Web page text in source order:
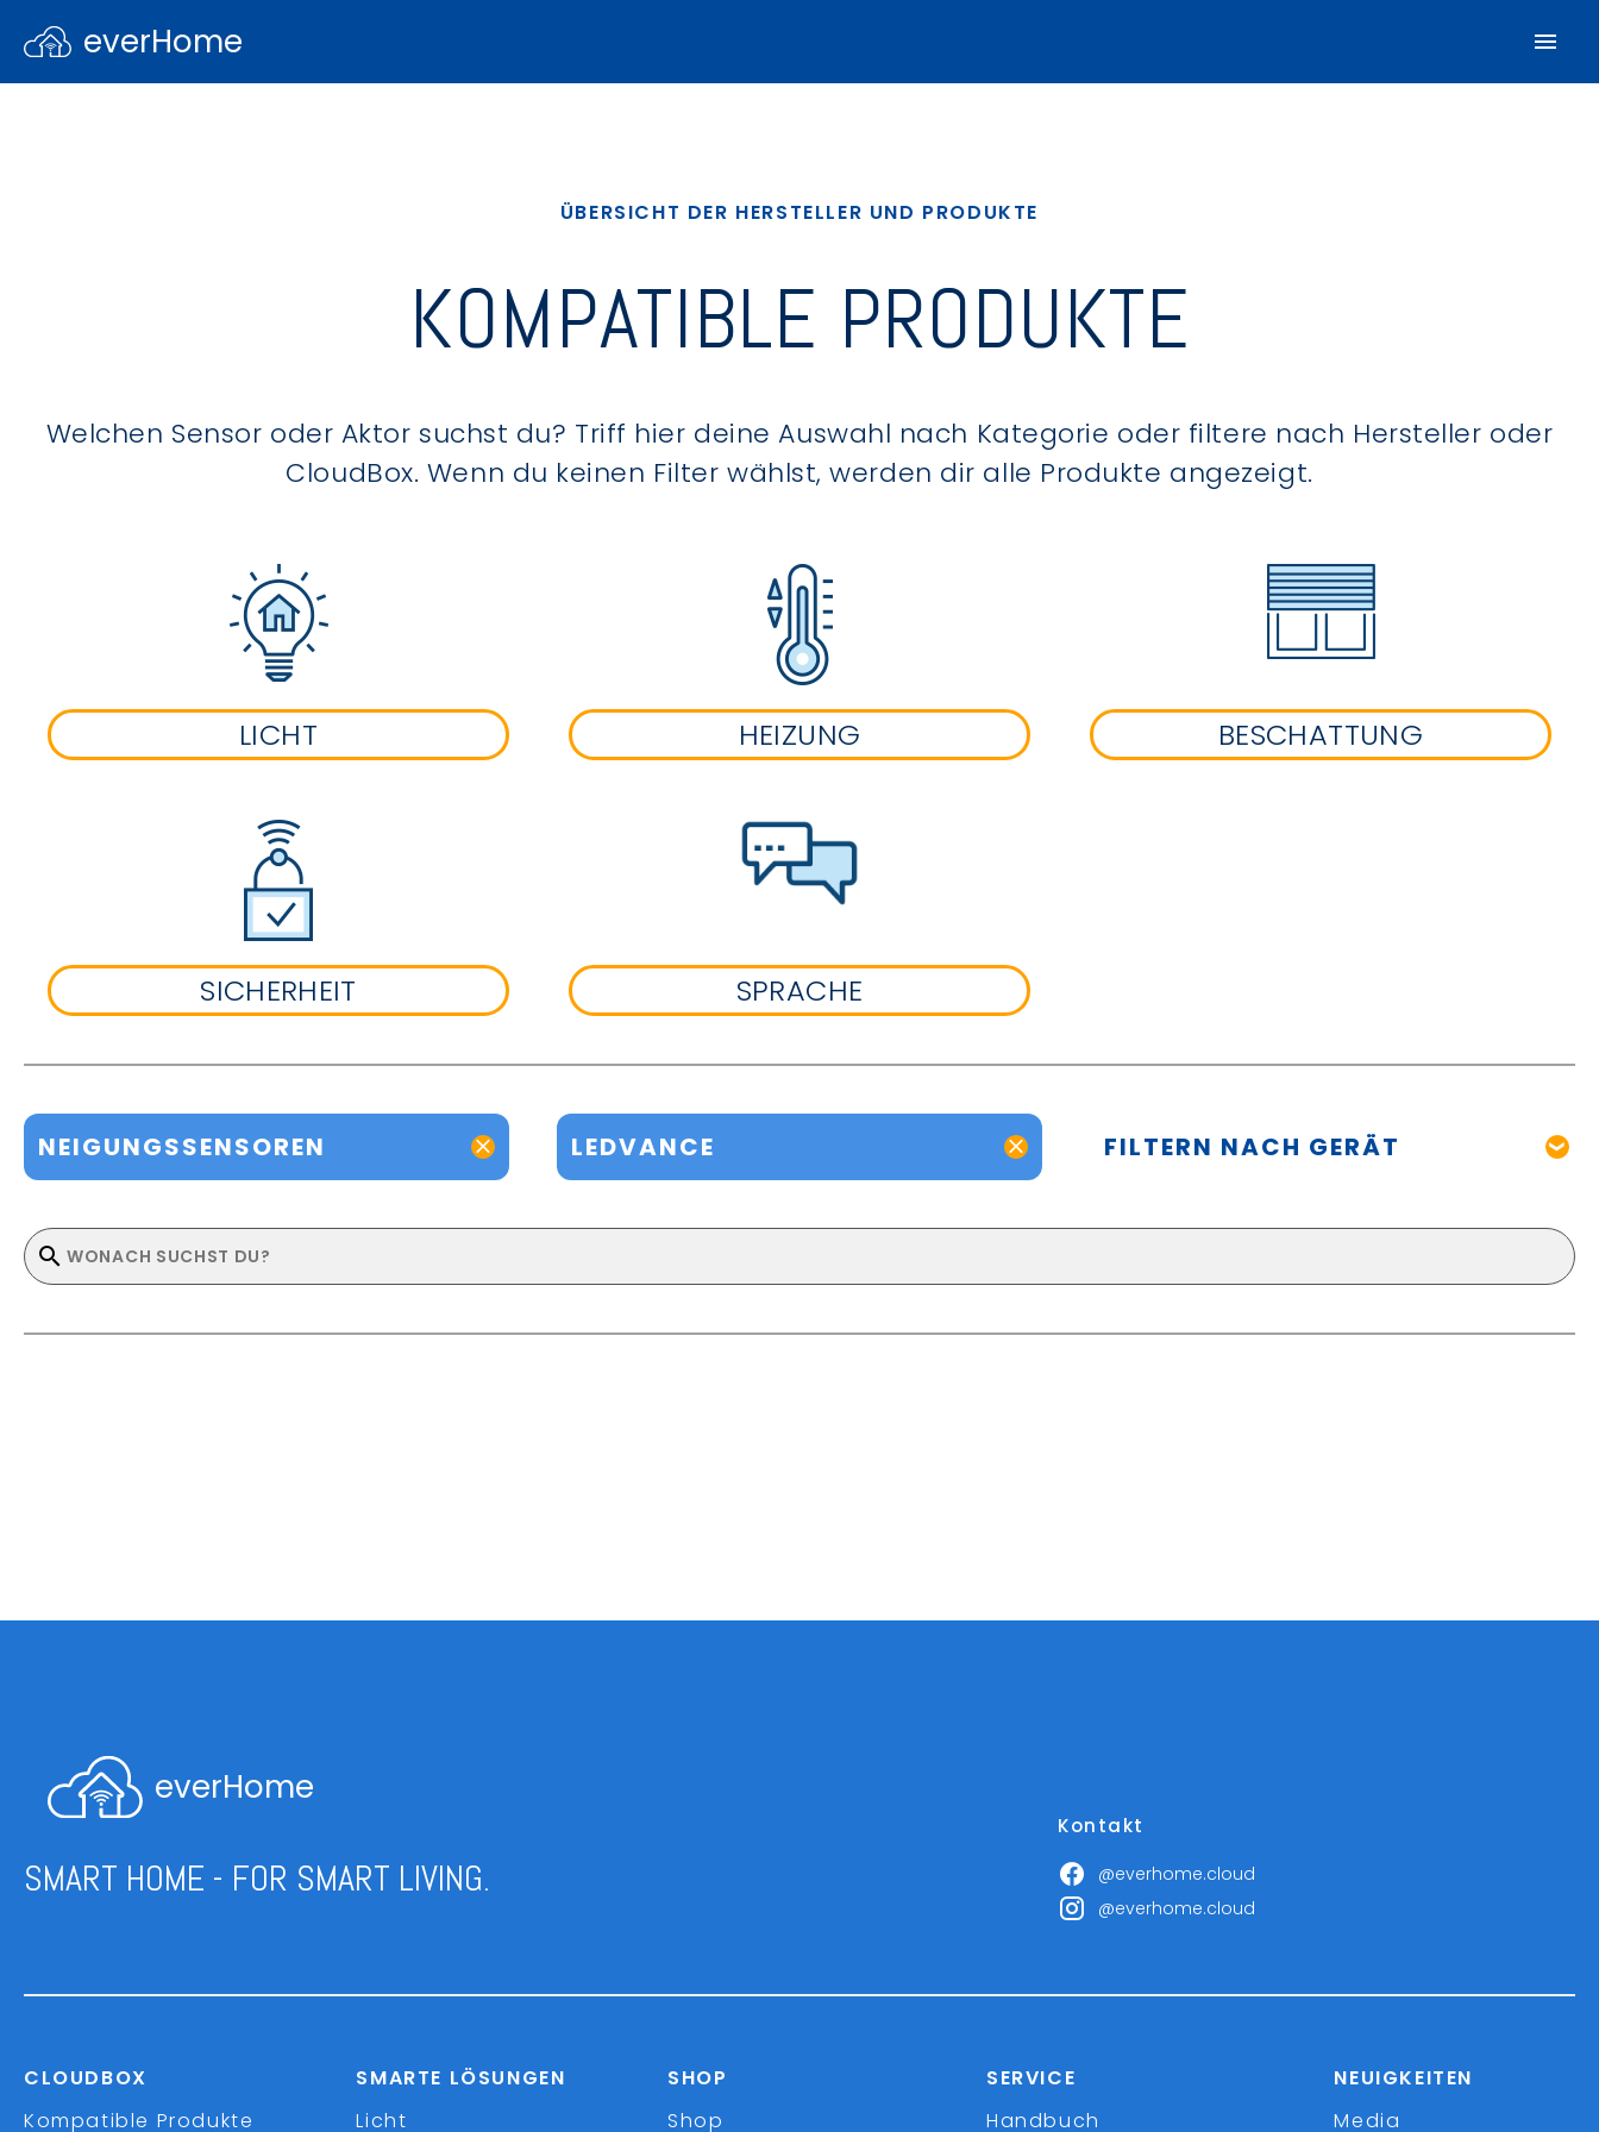
everHome
ÜBERSICHT DER HERSTELLER UND PRODUKTE
KOMPATIBLE PRODUKTE
Welchen Sensor oder Aktor suchst du? Triff hier deine Auswahl nach Kategorie oder filtere nach Hersteller oder
CloudBox. Wenn du keinen Filter wählst, werden dir alle Produkte angezeigt.
LICHT HEIZUNG BESCHATTUNG
SICHERHEIT SPRACHE
NEIGUNGSSENSOREN LEDVANCE FILTERN NACH GERÄT
everHome
SMART HOME - FOR SMART LIVING.
Kontakt
@everhome.cloud
@everhome.cloud
CLOUDBOX
Kompatible Produkte
SMARTE LÖSUNGEN
Licht
SHOP
Shop
SERVICE
Handbuch
NEUIGKEITEN
Media